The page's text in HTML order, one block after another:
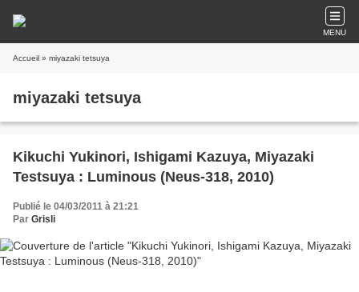
MENU
Accueil » miyazaki tetsuya
miyazaki tetsuya
Kikuchi Yukinori, Ishigami Kazuya, Miyazaki
Testsuya : Luminous (Neus-318, 2010)
Publié le 04/03/2011 à 21:21
Par Grisli